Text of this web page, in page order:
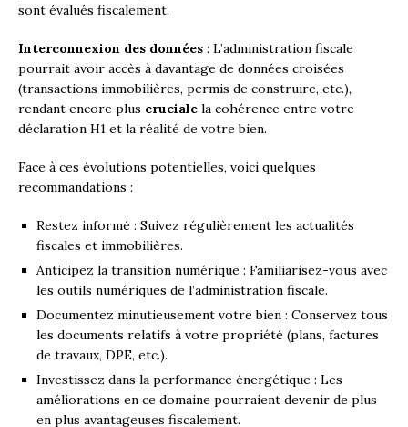
sont évalués fiscalement.
Interconnexion des données : L’administration fiscale
pourrait avoir accès à davantage de données croisées
(transactions immobilières, permis de construire, etc.),
rendant encore plus cruciale la cohérence entre votre
déclaration H1 et la réalité de votre bien.
Face à ces évolutions potentielles, voici quelques
recommandations :
Restez informé : Suivez régulièrement les actualités
fiscales et immobilières.
Anticipez la transition numérique : Familiarisez-vous avec
les outils numériques de l’administration fiscale.
Documentez minutieusement votre bien : Conservez tous
les documents relatifs à votre propriété (plans, factures
de travaux, DPE, etc.).
Investissez dans la performance énergétique : Les
améliorations en ce domaine pourraient devenir de plus
en plus avantageuses fiscalement.